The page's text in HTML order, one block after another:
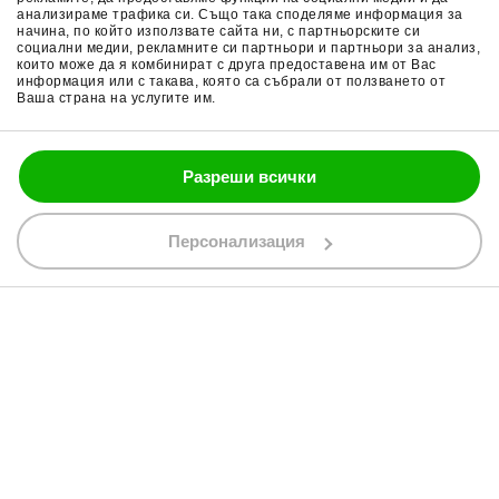
анализираме трафика си. Също така споделяме информация за
начина, по който използвате сайта ни, с партньорските си
социални медии, рекламните си партньори и партньори за анализ,
които може да я комбинират с друга предоставена им от Вас
информация или с такава, която са събрали от ползването от
Ваша страна на услугите им.
Разреши всички
Персонализация
Поверителност
Политика за бисквитки
Блог
Ръкавици за мотор
Части за мотор
shop@bobimx.com
гр. Севлиево (П.К. 5400)